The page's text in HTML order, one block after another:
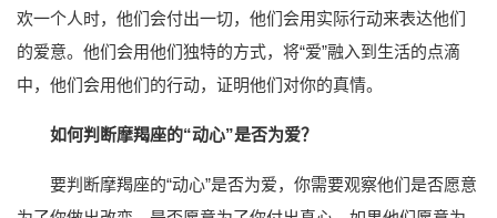
欢一个人时，他们会付出一切，他们会用实际行动来表达他们
的爱意。他们会用他们独特的方式，将“爱”融入到生活的点滴
中，他们会用他们的行动，证明他们对你的真情。
如何判断摩羯座的“动心”是否为爱？
要判断摩羯座的“动心”是否为爱，你需要观察他们是否愿意